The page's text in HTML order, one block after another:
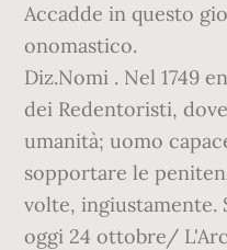
Accadde in questo
onomastico.
Diz.Nomi . Nel 1749
dei Redentoristi,
umanità; uomo
sopportare le
volte, ingiustamente.
oggi 24 ottobre/